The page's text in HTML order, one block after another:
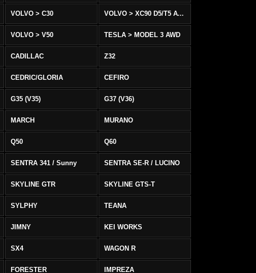
VOLVO > C30 VOLVO > XC90 D5/T5 AWD
VOLVO > V50 TESLA > MODEL 3 AWD
CADILLAC Z32
CEDRIC/GLORIA CEFIRO
G35 (V35) G37 (V36)
MARCH MURANO
Q50 Q60
SENTRA 341 / Sunny SENTRA SE-R / LUCINO
SKYLINE GTR SKYLINE GTS-T
SYLPHY TEANA
JIMNY KEI WORKS
SX4 WAGON R
FORESTER IMPREZA